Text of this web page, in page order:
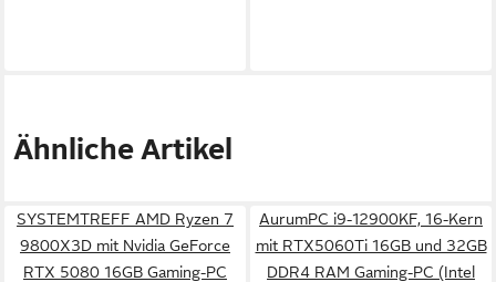
Ähnliche Artikel
SYSTEMTREFF AMD Ryzen 7
9800X3D mit Nvidia GeForce
RTX 5080 16GB Gaming-PC
AurumPC i9-12900KF, 16-Kern
mit RTX5060Ti 16GB und 32GB
DDR4 RAM Gaming-PC (Intel